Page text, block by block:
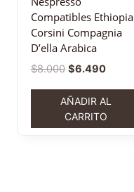
Compatibles Ethiopia
Corsini Compagnia
D’ella Arabica
$8.000 $6.490
AÑADIR AL
CARRITO